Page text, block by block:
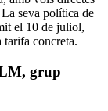
seva política de
el 10 de juliol,
concreta.
grup